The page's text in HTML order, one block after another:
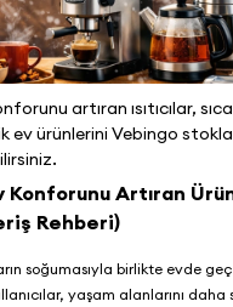
artıran ısıtıcılar,
ev ürünlerini Vebingo
Konforunu Artıran
Rehberi)
soğumasıyla birlikte evde
yaşam alanlarını daha